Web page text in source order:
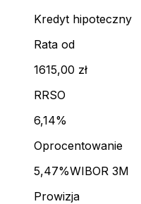
Kredyt hipoteczny
Rata od
1615,00 zł
RRSO
6,14%
Oprocentowanie
5,47%WIBOR 3M
Prowizja